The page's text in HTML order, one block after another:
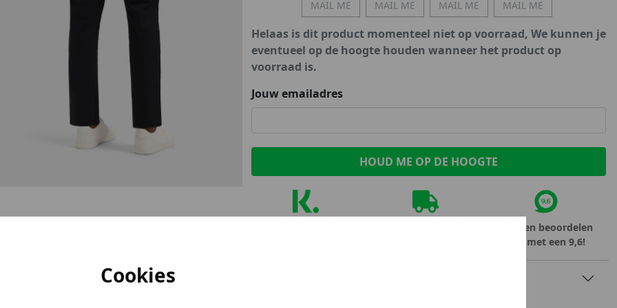
Cookies
Marokko
Nigeria
Portugal
MID SEASON-SALE DAMES MID SEASON-SALE KIDS
MAIL ME
MAIL ME
MAIL ME
MAIL ME
Helaas is dit product momenteel niet op voorraad, We kunnen je
eventueel op de hoogte houden wanneer het product op
voorraad is.
Jouw emailadres
Klanten beoordelen
ons met een 9,6!